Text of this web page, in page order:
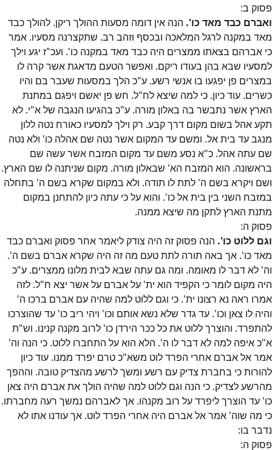
פסוק ב:
ואברם כבד מאד כו'. הנה אין דומה מסעות ההולך ריקן. להולך כבד
מאד במקנה לרגל המלאכה ובכסף וזהב רב. שתקצרנה מסעיו. אמר
כי אברהם בצאתו ממצרים היה כבד מאד במקנה כו'. ועכ"ז יגע וילך
למסעיו שבא בהן בעודו ריקם. ואפשר הטעם מדאגת אשר קרה לו
במצרים פן יפגעו בו אנשי רשע. ע"כ הלך במסעות שעבר בם והיו
כשרים. עוד כיון. כי למה שיצא לח"ל. חש פן יאשם ויפגם במתנת
הארץ אשר נתבשר בה באלון מורה. ע"כ בהגיעו הנגבה של א"י. לא
תקע אהל בשום מקום דרך קבע. רק וילך למסעיו כאורח נטה ללון
מנגב עד בית אל. ומשם עד המקום אשר נטה שם אהלה כו' ולא נטה
שם עתה אהל. כ"א נסע משם עד מקום המזבח אשר עשה שם
בראשונה. הוא המזבח הא' שבאלון מורה. מקום שניתנה לו שם הארץ.
ושם ויקרא בשם ה' לתת לו תודה. ולא במקום שקרא בשם ה' בתחלה
במזבח השני בין בית אל כו'. והוא על כי עתה כיון להתחנן במקום
מתנת הארץ לתקן מה שיצא ממנה.
פסוק ה:
וגם ללוט כו'. הנה פסוק זה היה צודק ליאמר אחר פסוק ואברם כבד
מאד כו'. אך באה תורה לתת טעם מה זה היה שקרא אברם בשם ה'.
וה' לא דבר לו מאומה. ומה גם עתה שבא לבית מלונו ממצרים. ע"כ
היה מקום לומר כי הקפיד הוא ית' על אברם על אשר יצא ח"ל. לזה
אמרו ראה נא רצונו ית'. כי וגם ללוט למה שהיה עם אברם ברכו ה'
והיה לו צאן וכו'. עד גדר שלא נשא אותם וכו' ויהי ריב כו' עד שהוצרכו
להתפרד. והוצרך ללוט את כל ככר הירדן כו' לרוב מקנה קנינו. וש"ת
א"כ איפה למה לא דבר לו ה'. הלא הוא על התחברו ללוט. כי הנה וה'
אמר אל אברם אחרי הפרד לוט משא"כ טרם יפרד ממנו. עוד כיון
להורות כי בחברת צדיק עם רשע ומשך לרשע מהצדיק טובה. וההפך
מהרשע לצדיק. כי הנה וגם ללוט למה שהיה הולך את אברם היה צאן
כו' עד הוצרך ליפרד על רוב מקנהו. אך לאברהם נמשך רעה מחברתו.
כי מה שוה' אמר אל אברם היה אחרי הפרד לוט. אך עודנו אתו לא
נדבר בו:
פסוק ה: